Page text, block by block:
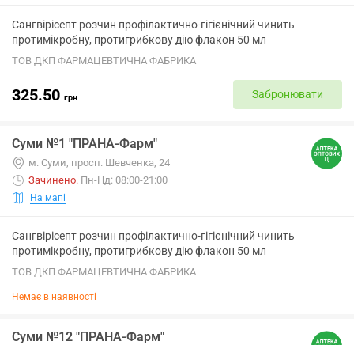
Сангвірісепт розчин профілактично-гігієнічний чинить
протимікробну, протигрибкову дію флакон 50 мл
ТОВ ДКП ФАРМАЦЕВТИЧНА ФАБРИКА
325.50 грн Забронювати
Суми №1 "ПРАНА-Фарм"
м. Суми, просп. Шевченка, 24
Зачинено. Пн-Нд: 08:00-21:00
На мапі
Сангвірісепт розчин профілактично-гігієнічний чинить
протимікробну, протигрибкову дію флакон 50 мл
ТОВ ДКП ФАРМАЦЕВТИЧНА ФАБРИКА
Немає в наявності
Суми №12 "ПРАНА-Фарм"